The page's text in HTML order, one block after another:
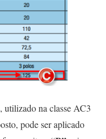
utilizado na classe AC3
pode ser aplicado